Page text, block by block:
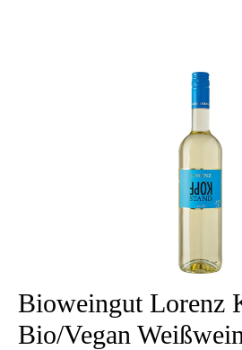
Bildergalerie überspringen
Bioweingut Lorenz
Bio/Vegan